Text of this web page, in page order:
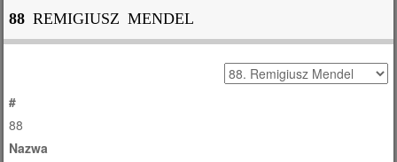
88 REMIGIUSZ MENDEL
#
88
Nazwa